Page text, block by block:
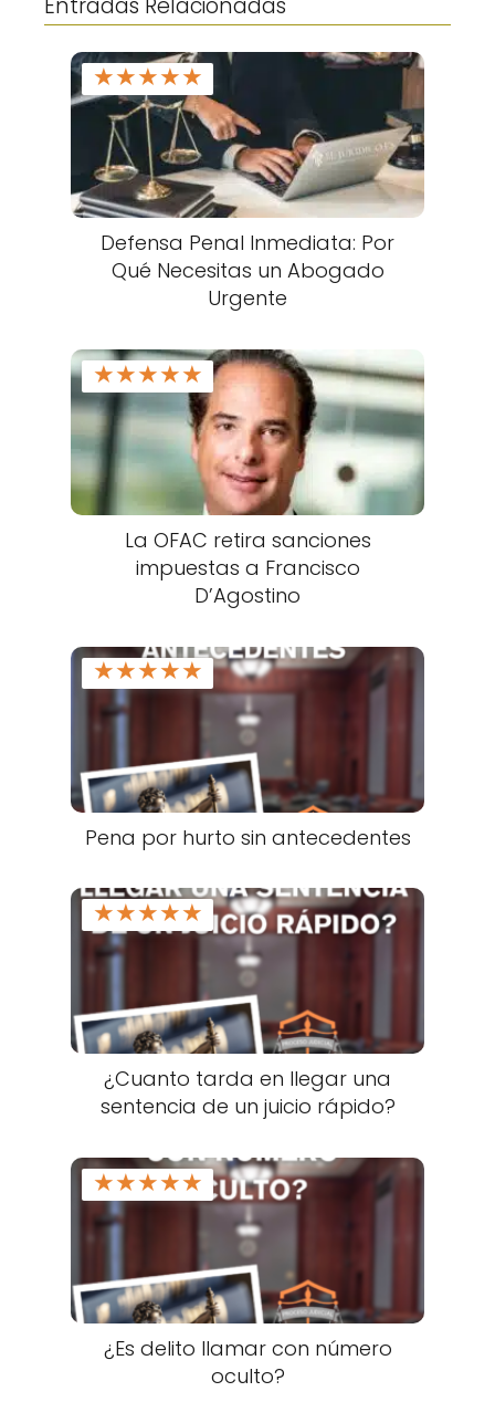
★★★★★
Defensa Penal Inmediata: Por
Qué Necesitas un Abogado
Urgente
★★★★★
La OFAC retira sanciones
impuestas a Francisco
D’Agostino
★★★★★
Pena por hurto sin antecedentes
★★★★★
¿Cuanto tarda en llegar una
sentencia de un juicio rápido?
★★★★★
¿Es delito llamar con número
oculto?